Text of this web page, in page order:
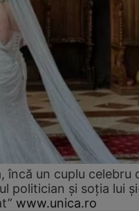
încă un cuplu celebru
politician și soția lui
www.unica.ro